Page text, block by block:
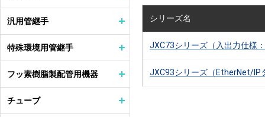
シリーズ名
JXC73シリーズ（入出力仕様
JXC93シリーズ（EtherNet/IP
汎用管継手
特殊環境用管継手
フッ素樹脂製配管用機器
チューブ